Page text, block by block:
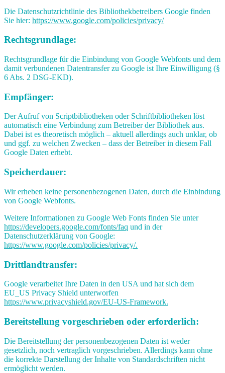
Die Datenschutzrichtlinie des Bibliothekbetreibers Google finden
Sie hier: https://www.google.com/policies/privacy/
Rechtsgrundlage:
Rechtsgrundlage für die Einbindung von Google Webfonts und dem
damit verbundenen Datentransfer zu Google ist Ihre Einwilligung (§
6 Abs. 2 DSG-EKD).
Empfänger:
Der Aufruf von Scriptbibliotheken oder Schriftbibliotheken löst
automatisch eine Verbindung zum Betreiber der Bibliothek aus.
Dabei ist es theoretisch möglich – aktuell allerdings auch unklar, ob
und ggf. zu welchen Zwecken – dass der Betreiber in diesem Fall
Google Daten erhebt.
Speicherdauer:
Wir erheben keine personenbezogenen Daten, durch die Einbindung
von Google Webfonts.
Weitere Informationen zu Google Web Fonts finden Sie unter
https://developers.google.com/fonts/faq und in der
Datenschutzerklärung von Google:
https://www.google.com/policies/privacy/.
Drittlandtransfer:
Google verarbeitet Ihre Daten in den USA und hat sich dem
EU_US Privacy Shield unterworfen
https://www.privacyshield.gov/EU-US-Framework.
Bereitstellung vorgeschrieben oder erforderlich:
Die Bereitstellung der personenbezogenen Daten ist weder
gesetzlich, noch vertraglich vorgeschrieben. Allerdings kann ohne
die korrekte Darstellung der Inhalte von Standardschriften nicht
ermöglicht werden.